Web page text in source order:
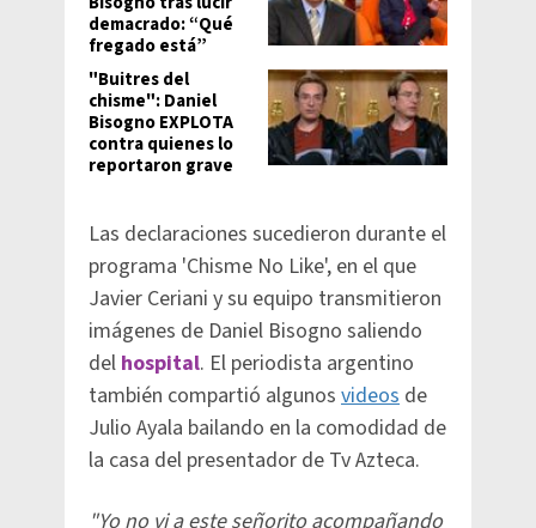
demacrado: “Qué
fregado está”
"Buitres del
chisme": Daniel
Bisogno EXPLOTA
contra quienes lo
reportaron grave
Las declaraciones sucedieron durante el
programa 'Chisme No Like', en el que
Javier Ceriani y su equipo transmitieron
imágenes de Daniel Bisogno saliendo
del hospital. El periodista argentino
también compartió algunos videos de
Julio Ayala bailando en la comodidad de
la casa del presentador de Tv Azteca.
"Yo no vi a este señorito acompañando